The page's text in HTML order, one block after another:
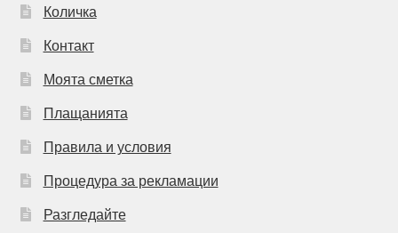
Количка
Контакт
Моята сметка
Плащанията
Правила и условия
Процедура за рекламации
Разгледайте